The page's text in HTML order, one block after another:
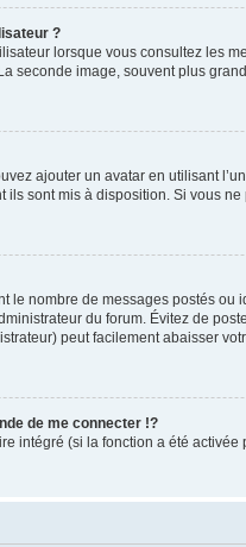
?
lorsque vous consultez les
seconde image, souvent plus
ajouter un avatar en utilisant
sont mis à disposition. Si vous
le nombre de messages postés
du forum. Évitez de
peut facilement abaisser
de me connecter !?
intégré (si la fonction a été